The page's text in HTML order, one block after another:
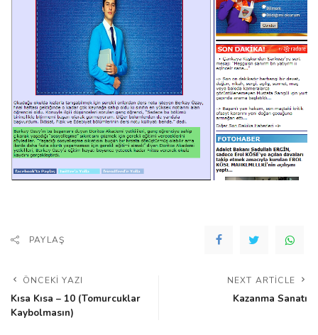
PAYLAŞ
ÖNCEKI YAZI
Kısa Kısa – 10 (Tomurcuklar
Kaybolmasın)
NEXT ARTICLE
Kazanma Sanatı